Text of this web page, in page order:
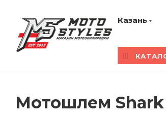
Казань
Мотошлем